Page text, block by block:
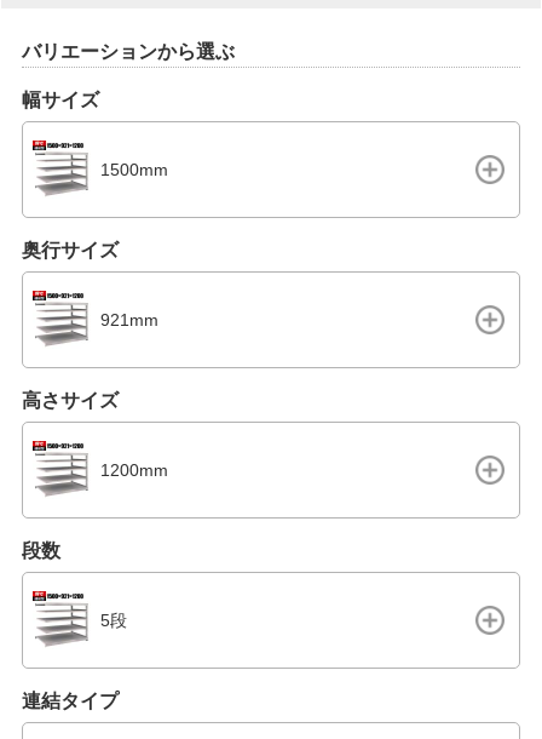
バリエーションから選ぶ
幅サイズ
1500mm
奥行サイズ
921mm
高さサイズ
1200mm
段数
5段
連結タイプ